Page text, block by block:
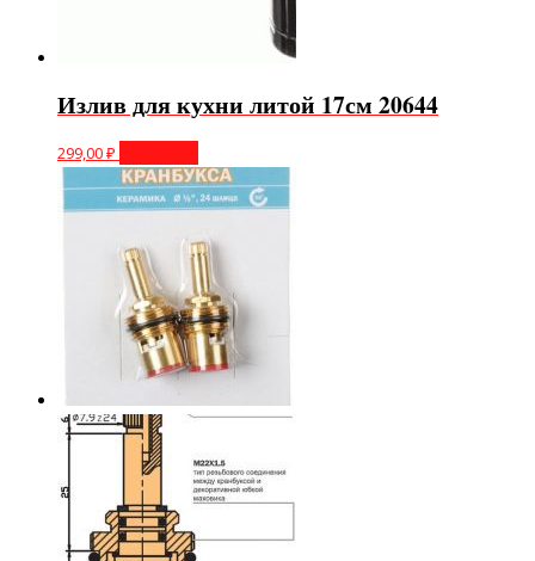
Излив для кухни литой 17см 20644
299,00₽